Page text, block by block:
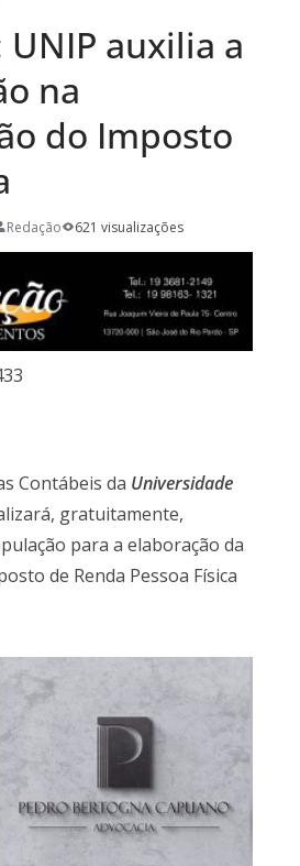
auxilia a
na
do Imposto
Redação 621 visualizações
Contábeis da Universidade
gratuitamente,
para a elaboração da
de Renda Pessoa Física